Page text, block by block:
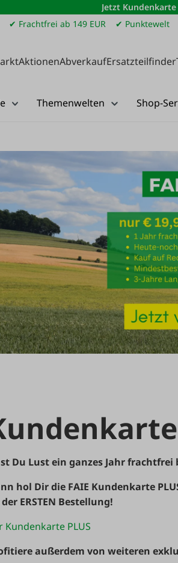
Jetzt
✔ Frachtfrei ab 149 EUR
✔ Punktewelt
AktionenAbverkaufErsatzteilfinder
Themenwelten Shop-
Du Lust ein ganzes Jahr frachtfrei
hol Dir die FAIE Kundenkarte
ERSTEN Bestellung!
Kundenkarte PLUS
außerdem von weiteren